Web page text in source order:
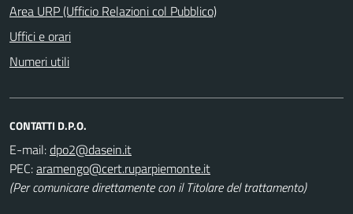
Area URP (Ufficio Relazioni col Pubblico)
Uffici e orari
Numeri utili
CONTATTI D.P.O.
E-mail:
PEC:
(Per comunicare direttamente con il Titolare del trattamento)